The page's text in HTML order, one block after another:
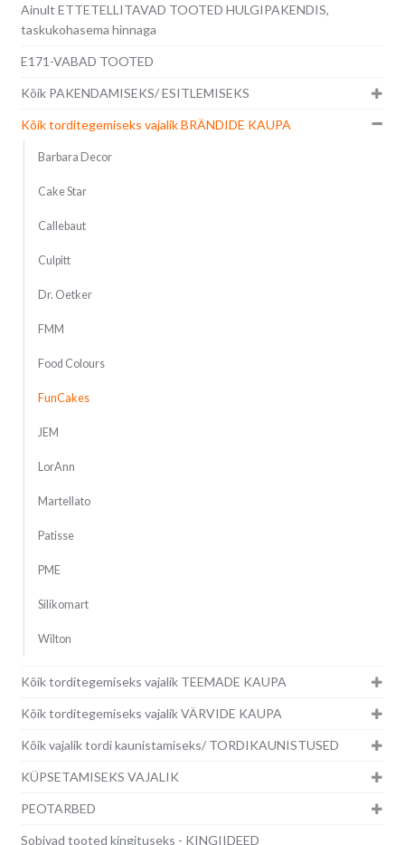
Ainult ETTETELLITAVAD TOOTED HULGIPAKENDIS,
taskukohasema hinnaga
E171-VABAD TOOTED
Kõik PAKENDAMISEKS/ ESITLEMISEKS
Kõik torditegemiseks vajalik BRÄNDIDE KAUPA
Barbara Decor
Cake Star
Callebaut
Culpitt
Dr. Oetker
FMM
Food Colours
FunCakes
JEM
LorAnn
Martellato
Patisse
PME
Silikomart
Wilton
Kõik torditegemiseks vajalik TEEMADE KAUPA
Kõik torditegemiseks vajalik VÄRVIDE KAUPA
Kõik vajalik tordi kaunistamiseks/ TORDIKAUNISTUSED
KÜPSETAMISEKS VAJALIK
PEOTARBED
Sobivad tooted kingituseks - KINGIIDEED